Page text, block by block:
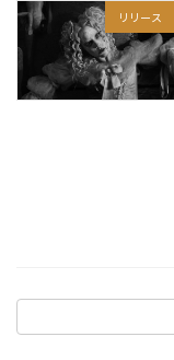
リリース